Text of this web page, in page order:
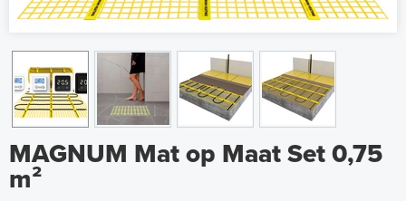
MAGNUM Mat op Maat Set 0,75
m²